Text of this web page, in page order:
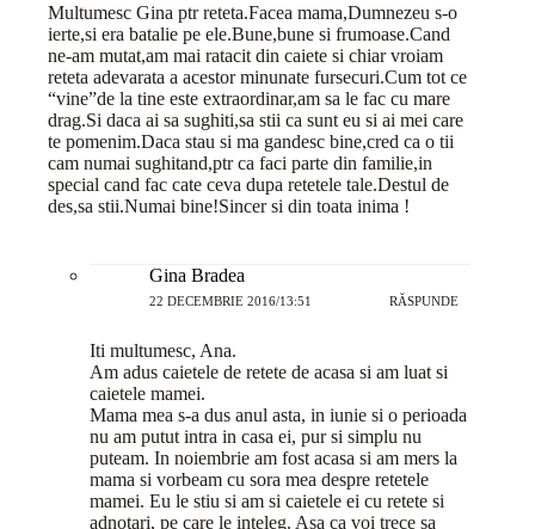
Multumesc Gina ptr reteta.Facea mama,Dumnezeu s-o
ierte,si era batalie pe ele.Bune,bune si frumoase.Cand
ne-am mutat,am mai ratacit din caiete si chiar vroiam
reteta adevarata a acestor minunate fursecuri.Cum tot ce
“vine”de la tine este extraordinar,am sa le fac cu mare
drag.Si daca ai sa sughiti,sa stii ca sunt eu si ai mei care
te pomenim.Daca stau si ma gandesc bine,cred ca o tii
cam numai sughitand,ptr ca faci parte din familie,in
special cand fac cate ceva dupa retetele tale.Destul de
des,sa stii.Numai bine!Sincer si din toata inima !
Gina Bradea
22 DECEMBRIE 2016/13:51 RĂSPUNDE
Iti multumesc, Ana.
Am adus caietele de retete de acasa si am luat si
caietele mamei.
Mama mea s-a dus anul asta, in iunie si o perioada
nu am putut intra in casa ei, pur si simplu nu
puteam. In noiembrie am fost acasa si am mers la
mama si vorbeam cu sora mea despre retetele
mamei. Eu le stiu si am si caietele ei cu retete si
adnotari, pe care le inteleg. Asa ca voi trece sa